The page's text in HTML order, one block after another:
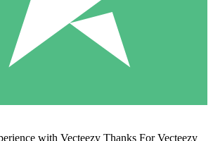
with Vecteezy Thanks For Vecteezy